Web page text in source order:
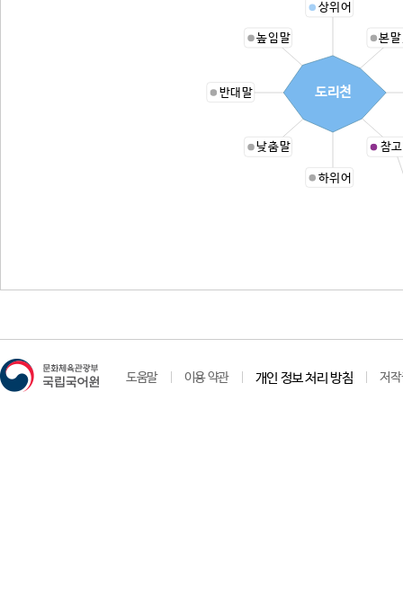
상위어
본
참
하위어
낮춤말
반대말
높임말
도리천
도움말 이용 약관 개인 정보 처리 방침 저